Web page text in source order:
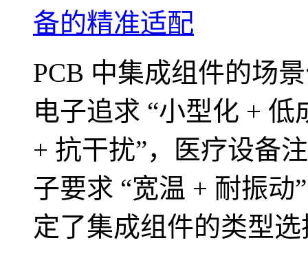
备的精准适配
PCB 中集成组件的场
电子追求 “小型化 +
+ 抗干扰”，医疗设备
子要求 “宽温 + 耐振
定了集成组件的类型选